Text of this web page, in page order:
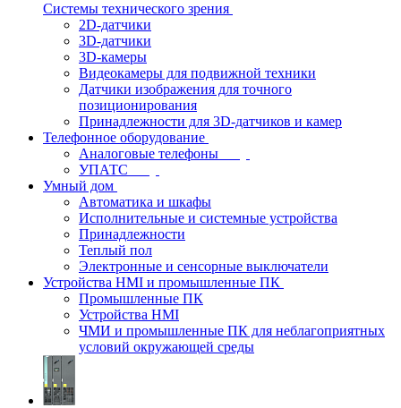
Системы технического зрения
2D-датчики
3D-датчики
3D-камеры
Видеокамеры для подвижной техники
Датчики изображения для точного
позиционирования
Принадлежности для 3D-датчиков и камер
Телефонное оборудование
Аналоговые телефоны
УПАТС
Умный дом
Автоматика и шкафы
Исполнительные и системные устройства
Принадлежности
Теплый пол
Электронные и сенсорные выключатели
Устройства HMI и промышленные ПК
Промышленные ПК
Устройства HMI
ЧМИ и промышленные ПК для неблагоприятных
условий окружающей среды